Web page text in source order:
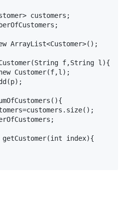
customers;
//
ArrayList<Customer>();
f,String l){
Customer(f,l);
index){